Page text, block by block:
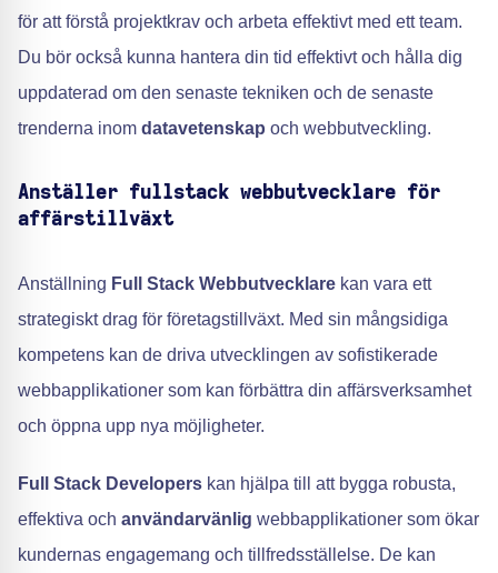
för att förstå projektkrav och arbeta effektivt med ett team.
Du bör också kunna hantera din tid effektivt och hålla dig
uppdaterad om den senaste tekniken och de senaste
trenderna inom datavetenskap och webbutveckling.
Anställer fullstack webbutvecklare för
affärstillväxt
Anställning Full Stack Webbutvecklare kan vara ett
strategiskt drag för företagstillväxt. Med sin mångsidiga
kompetens kan de driva utvecklingen av sofistikerade
webbapplikationer som kan förbättra din affärsverksamhet
och öppna upp nya möjligheter.
Full Stack Developers kan hjälpa till att bygga robusta,
effektiva och användarvänlig webbapplikationer som ökar
kundernas engagemang och tillfredsställelse. De kan